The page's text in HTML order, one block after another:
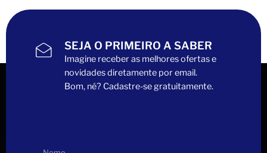
SEJA O PRIMEIRO A SABER
Imagine receber as melhores ofertas e
novidades diretamente por email.
Bom, né? Cadastre-se gratuitamente.